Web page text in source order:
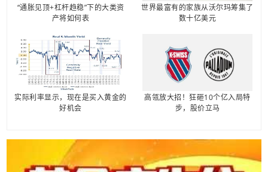
“通胀见顶+杠杆趋稳”下的大类资
产将如何表
世界最富有的家族从沃尔玛筹集了
数十亿美元
实际利率显示，现在是买入黄金的
好机会
高瓴放大招！狂砸10个亿入局特
步，股价立马